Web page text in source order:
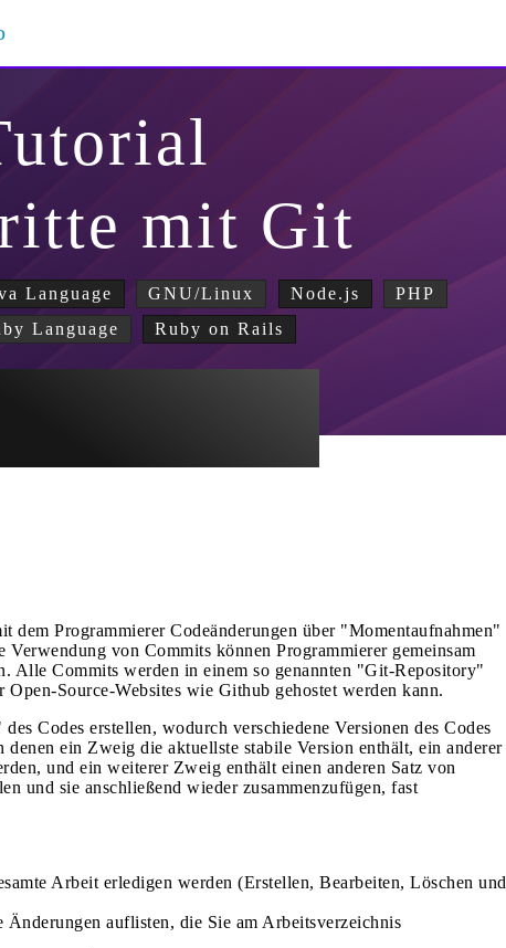
mit Git
Language GNU/Linux Node.js
PHP
Language Ruby on Rails
dem Programmierer Codeänderungen über "Momentaufnahmen"
von Commits können Programmierer gemeinsam
Alle Commits werden in einem so genannten "Git-Repository"
Source-Websites wie Github gehostet werden kann.
Codes erstellen, wodurch verschiedene Versionen des Codes
ein Zweig die aktuellste stabile Version enthält, ein anderer
und ein weiterer Zweig enthält einen anderen Satz von
und sie anschließend wieder zusammenzufügen, fast
Arbeit erledigen werden (Erstellen, Bearbeiten, Löschen und
auflisten, die Sie am Arbeitsverzeichnis